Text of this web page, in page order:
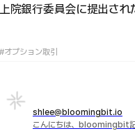
上院銀行委員会に提出され
#オプション取引
shlee@bloomingbit.io
こんにちは、bloomingbit記